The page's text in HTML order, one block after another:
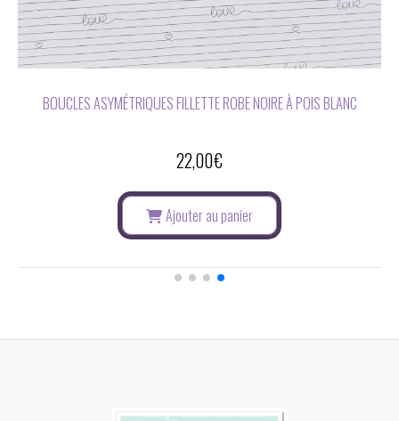
BOUCLES D'OREILLES ASYMÉTRIQUES FILLETTE ET ARDOISE TONS
BLEUS
20,00€